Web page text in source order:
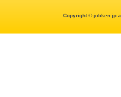
Copyright © jobken.jp